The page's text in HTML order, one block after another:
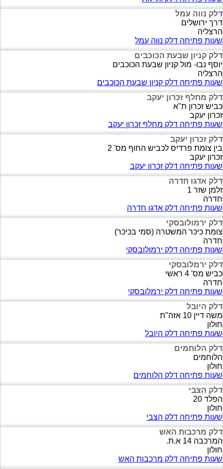
דלק נווה עמל
דרך ירושלים
הרצליה
שעות פתיחה דלק נווה עמל
דלק קניון שבעת הכוכבים
יוסף נבו- מול קניון שבעת הכוכבים
הרצליה
שעות פתיחה דלק קניון שבעת הכוכבים
דלק מחלף זכרון יעקב
כביש זכרון ת"א
זכרון יעקב
שעות פתיחה דלק מחלף זכרון יעקב
דלק זכרון יעקב
בין צומת פרדיס לכביש החוף מס' 2
זכרון יעקב
שעות פתיחה דלק זכרון יעקב
דלק אדגו חדרה
זלמן שזר 1
חדרה
שעות פתיחה דלק אדגו חדרה
דלק ירמולובסקי
צומת כיכר המשטרה (סמי בכיכר)
חדרה
שעות פתיחה דלק ירמולובסקי
דלק ירמלובסקי
כביש מס' 4 ראשי
חדרה
שעות פתיחה דלק ירמלובסקי
דלק היובל
משה דיין 10 אזה"ת
חולון
שעות פתיחה דלק היובל
דלק הלוחמים
הלוחמים
חולון
שעות פתיחה דלק הלוחמים
דלק הצבי
הפלד 20
חולון
שעות פתיחה דלק הצבי
דלק מרכבות האש
המרכבה 14 א.ת.
חולון
שעות פתיחה דלק מרכבות האש